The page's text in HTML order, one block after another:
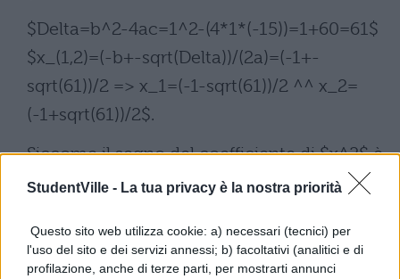
StudentVille - La tua privacy è la nostra priorità
Questo sito web utilizza cookie: a) necessari (tecnici) per
l'uso del sito e dei servizi annessi; b) facoltativi (analitici e di
profilazione, anche di terze parti, per mostrarti annunci
$Delta=b^2-4ac=1^2-(4*1*(-15))=1+60=61$
$x_(1,2)=(-b+-sqrt(Delta))/(2a)=(-1+-
sqrt(61))/2 => x_1=(-1-sqrt(61))/2 ^^ x_2=
(-1+sqrt(61))/2$.
Siccome il segno del coefficiente di $x^2$ è
discorde col segno della disequazione,
soluzione della disequazione sarà:
$(-1-sqrt(61))/2<x<(-1+sqrt(61))/2$.